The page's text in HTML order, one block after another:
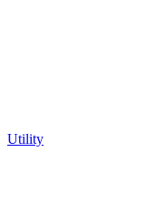
Utility